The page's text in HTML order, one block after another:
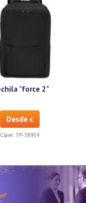
"force 2"
Desde c
Clave: TP-38959